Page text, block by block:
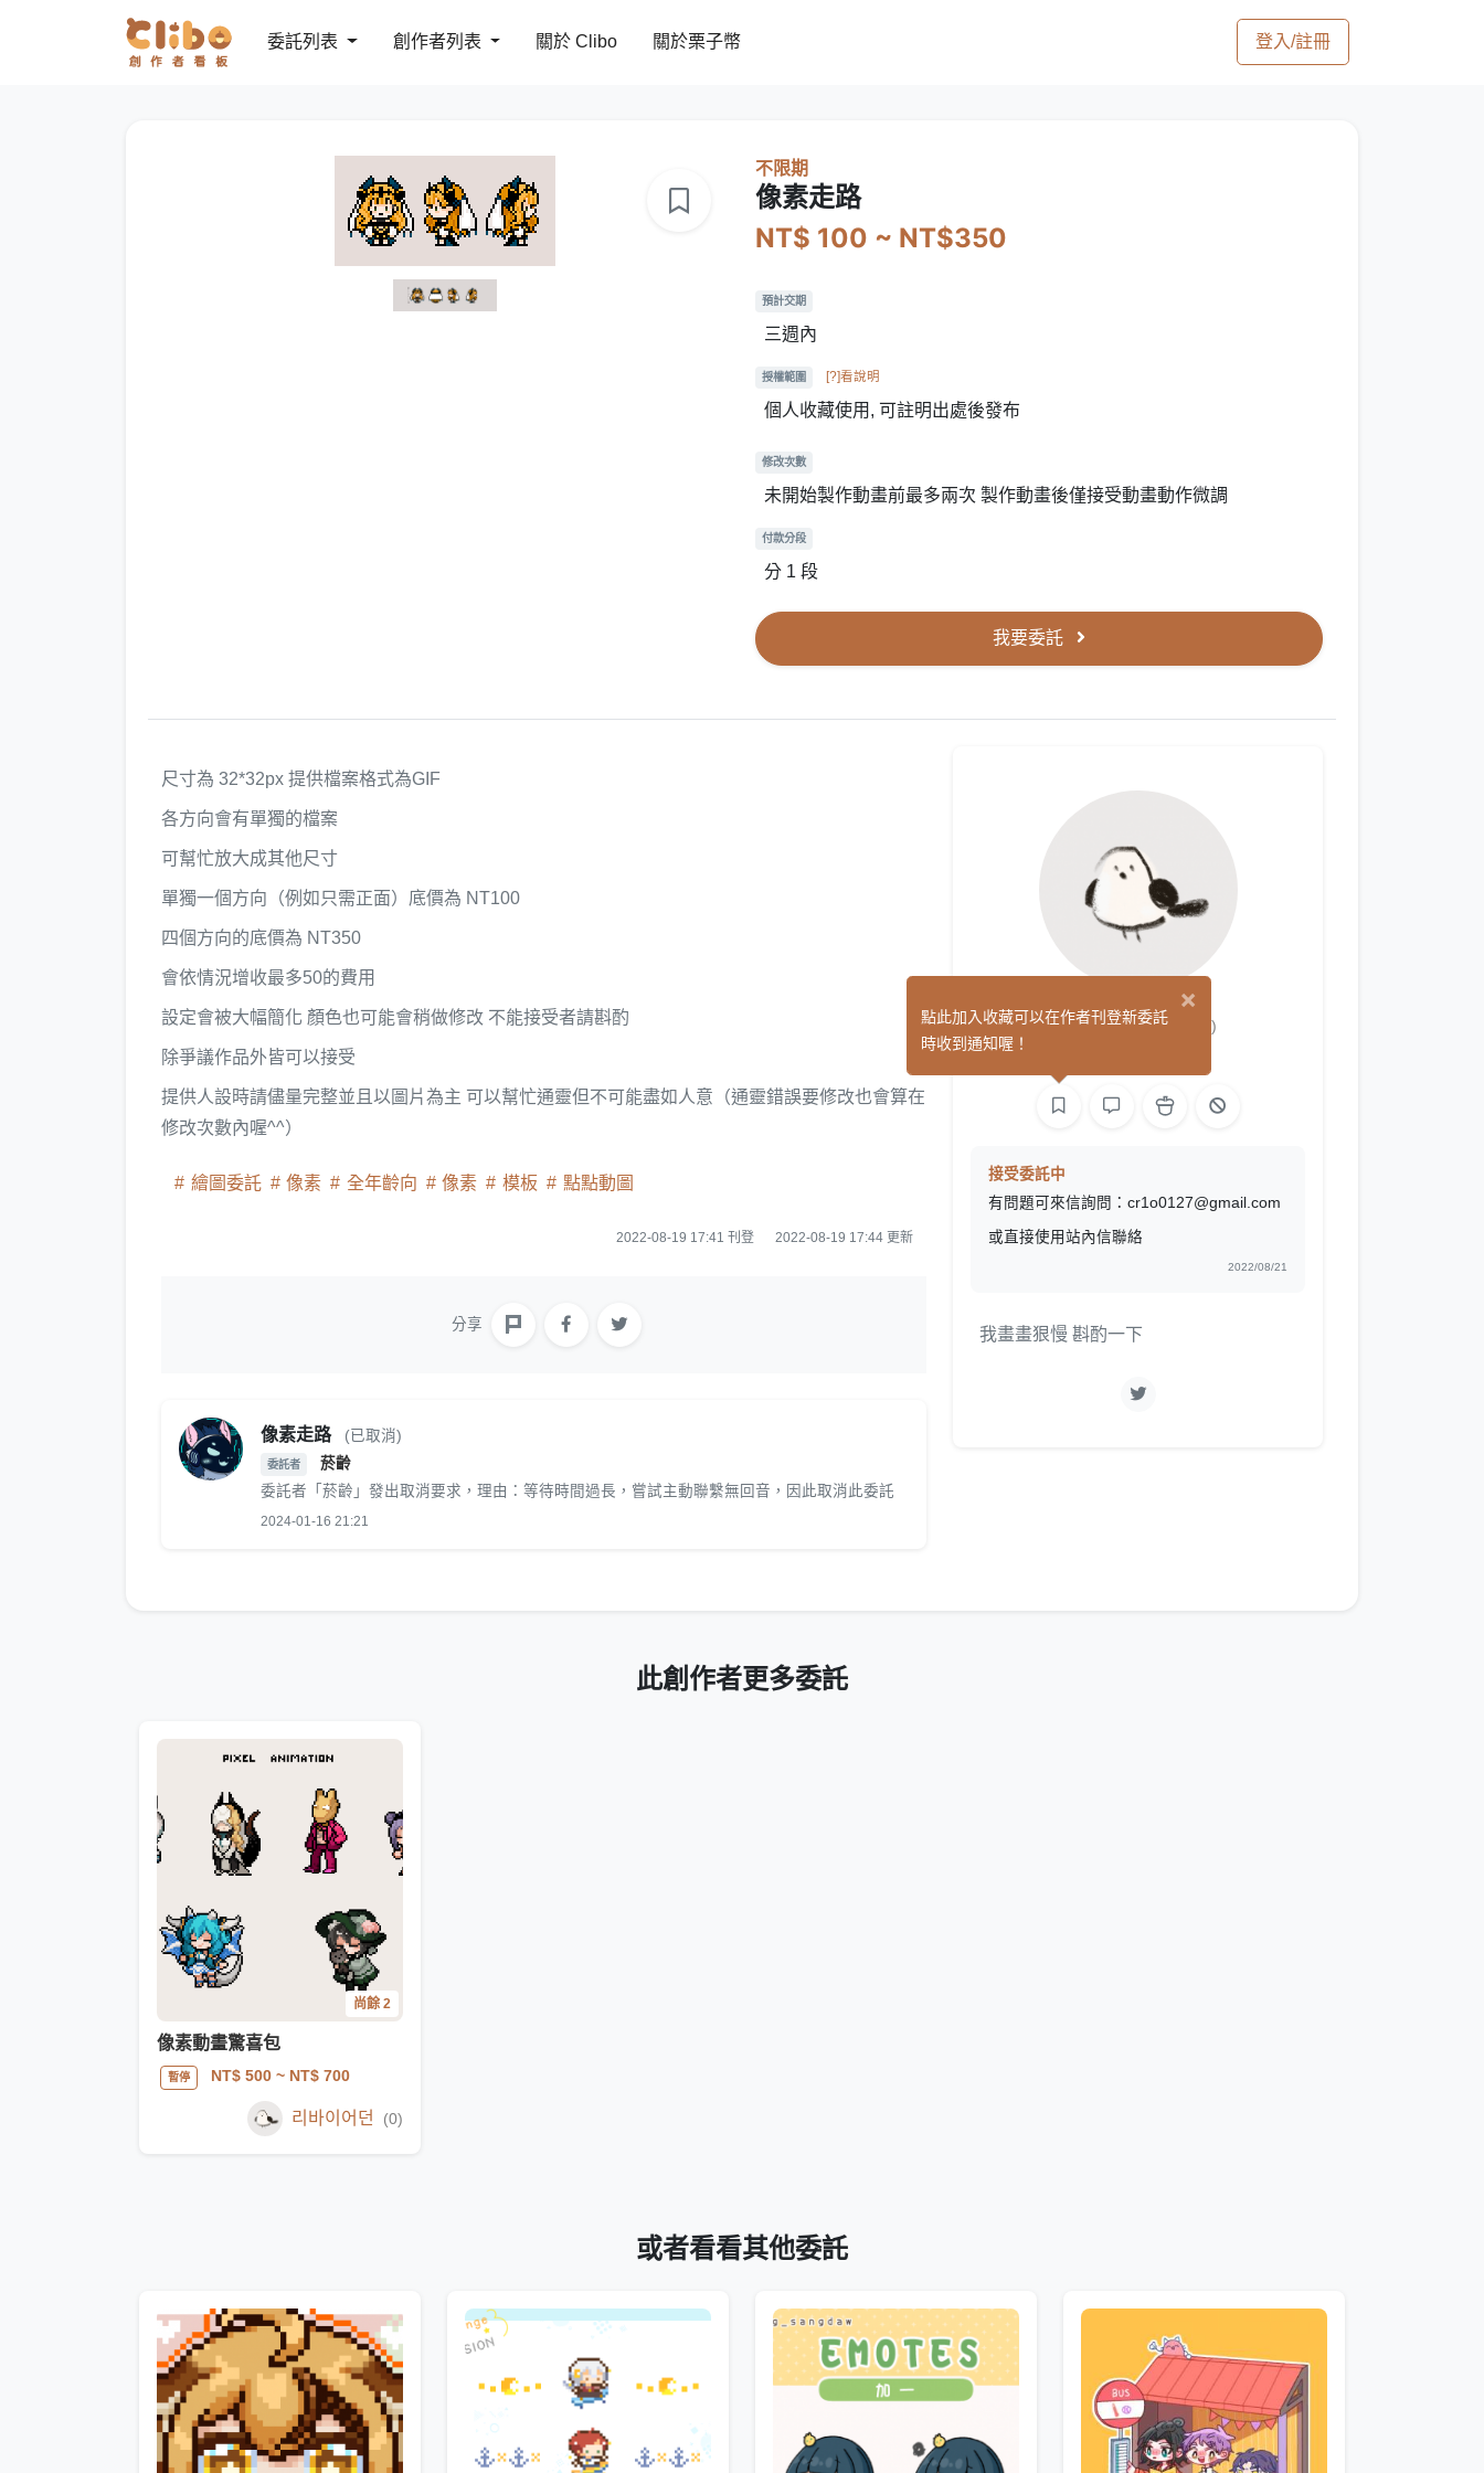
委託列表 創作者列表 關於 Clibo 關於栗子幣 登入/註冊
不限期
像素走路
NT$ 100 ~ NT$350
預計交期
三週內
授權範圍 [?]看說明
個人收藏使用, 可註明出處後發布
修改次數
未開始製作動畫前最多兩次 製作動畫後僅接受動畫動作微調
付款分段
分 1 段
我要委託
尺寸為 32*32px 提供檔案格式為GIF
各方向會有單獨的檔案
可幫忙放大成其他尺寸
單獨一個方向（例如只需正面）底價為 NT100
四個方向的底價為 NT350
會依情況增收最多50的費用
設定會被大幅簡化 顏色也可能會稍做修改 不能接受者請斟酌
除爭議作品外皆可以接受
提供人設時請儘量完整並且以圖片為主 可以幫忙通靈但不可能盡如人意（通靈錯誤要修改也會算在
修改次數內喔^^）
繪圖委託 像素 全年齡向 像素 模板 點點動圖
2022-08-19 17:41 刊登 2022-08-19 17:44 更新
分享
像素走路 (已取消)
委託者
菸齡
委託者「菸齡」發出取消要求，理由：等待時間過長，嘗試主動聯繫無回音，因此取消此委託
2024-01-16 21:21
리바이어던 (0)
接受委託中
有問題可來信詢問：cr1o0127@gmail.com
或直接使用站內信聯絡
2022/08/21
我畫畫狠慢 斟酌一下
此創作者更多委託
尚餘 2
像素動畫驚喜包
暫停 NT$ 500~ NT$ 700
리바이어던 (0)
或者看看其他委託
×
點此加入收藏可以在作者刊登新委託
時收到通知喔！